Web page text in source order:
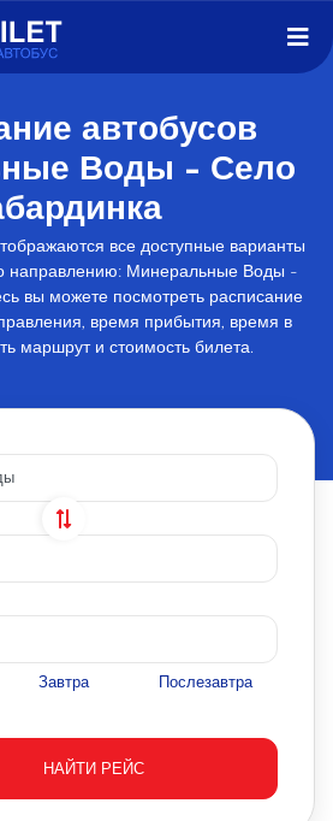
автобусов
Воды - Село
все доступные варианты
направлению: Минеральные Воды -
вы можете посмотреть расписание
время прибытия, время в
маршрут и стоимость билета.
Завтра Послезавтра